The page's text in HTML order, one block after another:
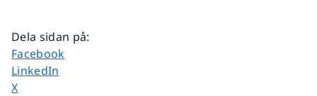
Dela sidan på:
Dela sidan på
Facebook
Dela sidan på
LinkedIn
Dela sidan på
X